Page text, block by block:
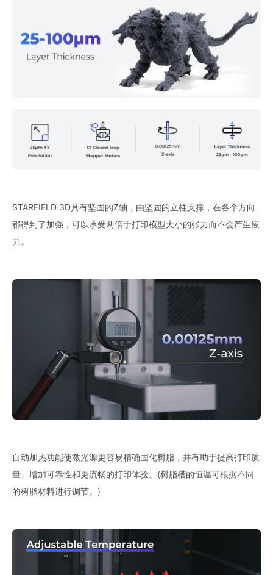
STARFIELD 3D具有坚固的Z轴，由坚固的立柱支撑，在各个方向
都得到了加强，可以承受两倍于打印模型大小的张力而不会产生应
力。
自动加热功能使激光源更容易精确固化树脂，并有助于提高打印质
量、增加可靠性和更流畅的打印体验。(树脂槽的恒温可根据不同
的树脂材料进行调节。)